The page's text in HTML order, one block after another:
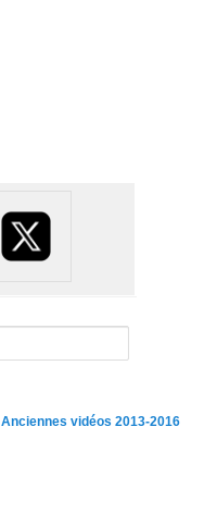
Anciennes vidéos 2013-2016